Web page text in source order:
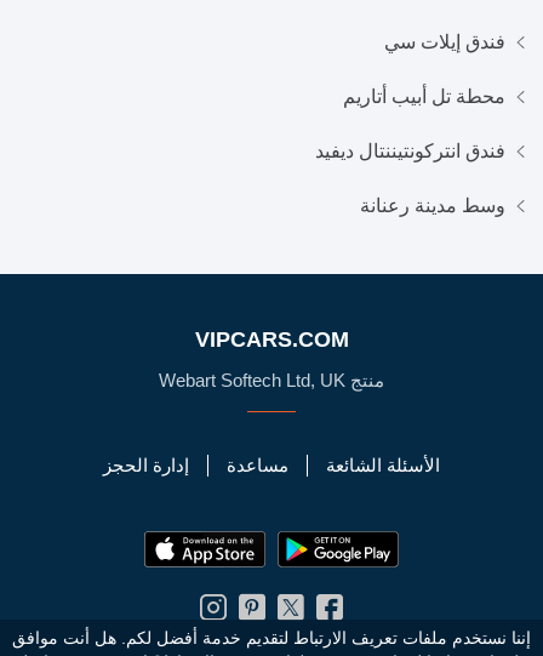
فندق إيلات سي
محطة تل أبيب أتاريم
فندق انتركونتيننتال ديفيد
وسط مدينة رعنانة
VIPCARS.COM
منتج Webart Softech Ltd, UK
الأسئلة الشائعة مساعدة إدارة الحجز
إننا نستخدم ملفات تعريف الارتباط لتقديم خدمة أفضل لكم. هل أنت موافق